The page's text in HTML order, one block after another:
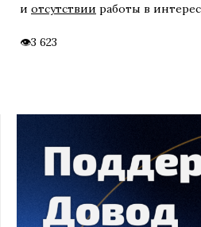
и отсутствии работы в
3 623